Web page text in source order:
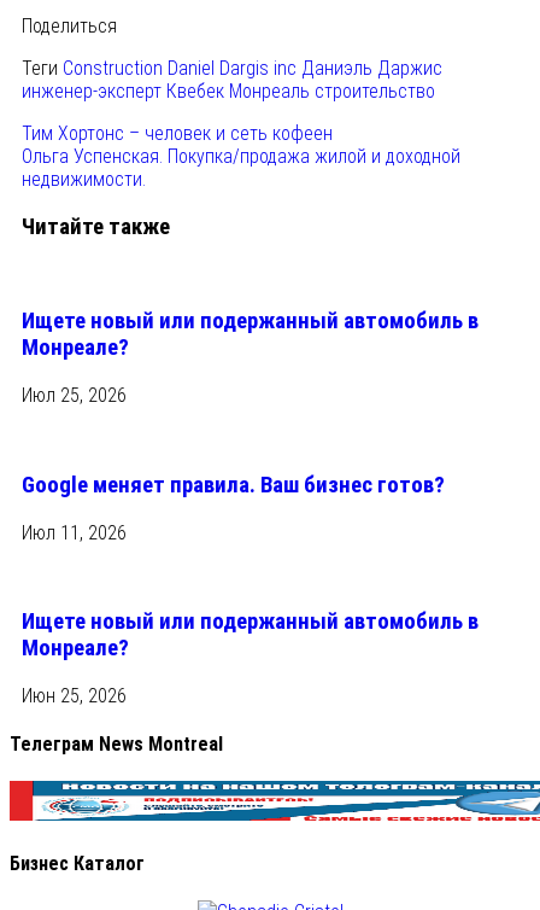
Поделиться
Теги Construction Daniel Dargis inc Даниэль Даржис
инженер-эксперт Квебек Монреаль строительство
Тим Хортонс – человек и сеть кофеен
Ольга Успенская. Покупка/продажа жилой и доходной
недвижимости.
Читайте также
Ищете новый или подержанный автомобиль в
Монреале?
Июл 25, 2026
Google меняет правила. Ваш бизнес готов?
Июл 11, 2026
Ищете новый или подержанный автомобиль в
Монреале?
Июн 25, 2026
Телеграм News Montreal
Бизнес Каталог